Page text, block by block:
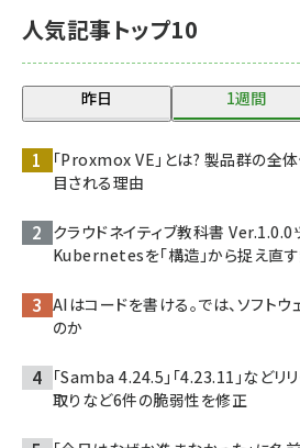
人気記事トップ10
昨日 1週間
「Proxmox VE」とは? 製品群の全
目される理由
クラウドネイティブ教科書
Kubernetesを「構造」から捉え直
AIはコードを書ける。では、ソフト
のか
「Samba 4.24.5」「4.23.11」などリ
取りなど6件の脆弱性を修正